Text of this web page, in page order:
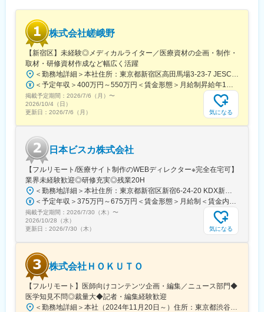
ディレクター、UXUIデザイナー、エンジニア（バックエンド、フ
ロントエンド、インフラ、AI各種在籍。業務委託・外注含む）で
プロダクトチームを組成。現PdMは業務委託で活躍されており、
今回は正社員のプロダクトマネージャーとして中心的な役割をお
任せいたします。
※医療業界経験者も居りますので、業界知識は不問です。
■働き方
残業時間は10～20時間程とワークライフバランスを整えやすい環
社サービスに携わりたい方にお勧めです。
四半期に一回程度の対面で会うキックオフの機会もご用意してお
ります。
変更の範囲：会社の定める業務
株式会社嵯峨野
【新宿区】未経験◎メディカルライター／医療資材の企画・制作・
取材・研修資材作成など幅広く活躍
＜勤務地詳細＞本社住所：東京都新宿区高田馬場3-23-7 JESCO高田馬場3F受動喫煙対策：屋内全面禁煙変更の範囲：会社の定める事業所（リモートワーク含む）
＜予定年収＞400万円～550万円＜賃金形態＞月給制昇給年1回、賞与年2回（実績）＜賃金内訳＞月額（基本給）：250,000円～350,000円＜月給＞250,000円～350,000円＜昇給有無＞有＜残業手当＞有＜給与補足＞経験・能力を考慮して決定します賃金はあくまでも目安の金額であり、選考を通じて上下する可能性があります。月給(月額)は固定手当を含めた表記です。
掲載予定期間： 2026/7/6（月） 〜
2026/10/4（日）
更新日： 2026/7/6（月） 気になる
日本ビスカ株式会社
【フルリモート/医療サイト制作のWEBディレクター※完全在宅可】
業界未経験歓迎◎研修充実◎残業20H
＜勤務地詳細＞本社住所：東京都新宿区新宿6-24-20 KDX新宿6丁目ビル10F勤務地最寄駅：都営大江戸線、東京メトロ副都心線／東新宿駅受動喫煙対策：屋内全面禁煙変更の範囲：会社の定める事業所（リモートワーク含む）
＜予定年収＞375万円～675万円＜賃金形態＞月給制＜賃金内訳＞月額（基本給）：250,000円～450,000円＜月給＞250,000円～450,000円＜昇給有無＞有＜残業手当＞有＜給与補足＞■賞与：年2回※25年度実績4.08ヶ月分■昇給：年1回賃金はあくまでも目安の金額であり、選考を通じて上下する可能性があります。月給(月額)は固定手当を含めた表記です。
掲載予定期間： 2026/7/30（木） 〜
2026/10/28（水）
更新日： 2026/7/30（木） 気になる
株式会社ＨＯＫＵＴＯ
【フルリモート】医師向けコンテンツ企画・編集／ニュース部門◆
医学知見不問◎裁量大◆記者・編集経験歓迎
＜勤務地詳細＞本社（2024年11月20日～）住所：東京都渋谷区渋谷一丁目12番2 クロスオフィス渋谷311受動喫煙対策：屋内全面禁煙変更の範囲：会社の定める事業所（リモートワーク含む）